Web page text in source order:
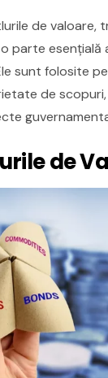
de valoare,
parte esențială
sunt folosite
de
de